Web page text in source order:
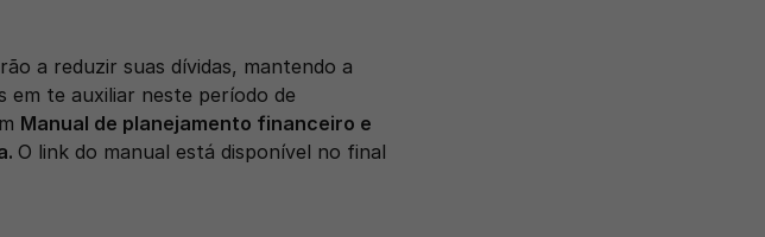
a reduzir suas dívidas, mantendo a
em te auxiliar neste período de
Manual de planejamento financeiro e
O link do manual está disponível no final